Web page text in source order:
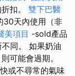
扣。 雙下巴醫
30天內使用（非
美項目 -sold產品
同。 如果奶油
可能會過期。
或不尋常的氣味